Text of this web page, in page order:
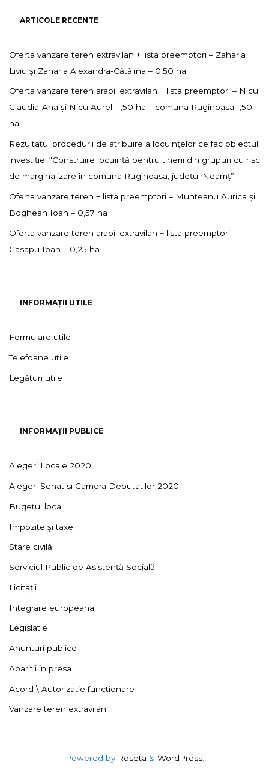
ARTICOLE RECENTE
Oferta vanzare teren extravilan + lista preemptori – Zaharia
Liviu și Zaharia Alexandra-Cătălina – 0,50 ha
Oferta vanzare teren arabil extravilan + lista preemptori – Nicu
Claudia-Ana și Nicu Aurel -1,50 ha – comuna Ruginoasa 1,50
ha
Rezultatul procedurii de atribuire a locuințelor ce fac obiectul
investiției “Construire locuință pentru tinerii din grupuri cu risc
de marginalizare în comuna Ruginoasa, județul Neamț”
Oferta vanzare teren + lista preemptori – Munteanu Aurica și
Boghean Ioan – 0,57 ha
Oferta vanzare teren arabil extravilan + lista preemptori –
Casapu Ioan – 0,25 ha
INFORMAȚII UTILE
Formulare utile
Telefoane utile
Legături utile
INFORMAȚII PUBLICE
Alegeri Locale 2020
Alegeri Senat si Camera Deputatilor 2020
Bugetul local
Impozite și taxe
Stare civilă
Serviciul Public de Asistență Socială
Licitații
Integrare europeana
Legislatie
Anunturi publice
Aparitii in presa
Acord \ Autorizatie functionare
Vanzare teren extravilan
Powered byRoseta & WordPress.